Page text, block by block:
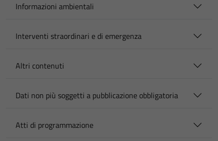
Informazioni ambientali
Interventi straordinari e di emergenza
Altri contenuti
Dati non più soggetti a pubblicazione obbligatoria
Atti di programmazione